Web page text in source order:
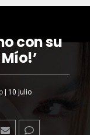
con su
| 10 julio